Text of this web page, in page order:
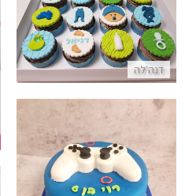
דנה'לה
קאפקייקס לברית לבן
התקשר/י
גיימרים עוגת פלייסטיישן מבצק